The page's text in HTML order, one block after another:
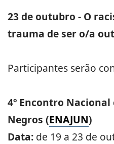
23 de outubro - O
trauma de ser o/a
Participantes serão
4º Encontro Nacional
Negros (ENAJUN)
Data: de 19 a 23 de